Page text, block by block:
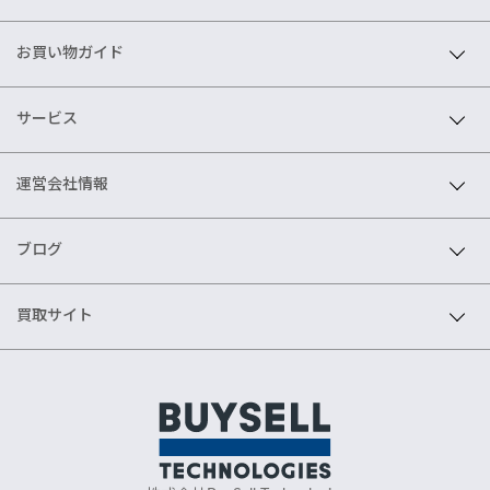
お買い物ガイド
サービス
運営会社情報
ブログ
買取サイト